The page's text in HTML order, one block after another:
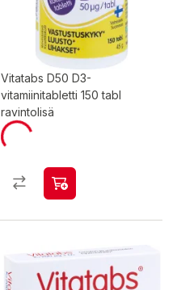
Vitatabs D50 D3-
vitamiinitabletti 150 tabl
ravintolisä